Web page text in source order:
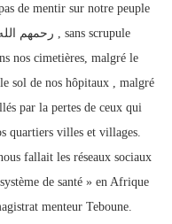
de mentir sur notre peuple
nos cimetières, malgré le
sol de nos hôpitaux , malgré
par la pertes de ceux qui
quartiers villes et villages.
fallait les réseaux sociaux
de santé » en Afrique
menteur Teboune.